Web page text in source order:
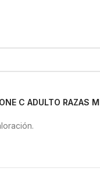
C ADULTO RAZAS